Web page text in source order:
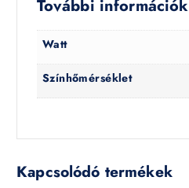
További információk
Watt
Színhőmérséklet
Kapcsolódó termékek